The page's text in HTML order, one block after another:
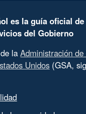
es la guía oficial de
del Gobierno
de laAdministración
Unidos (GSA,